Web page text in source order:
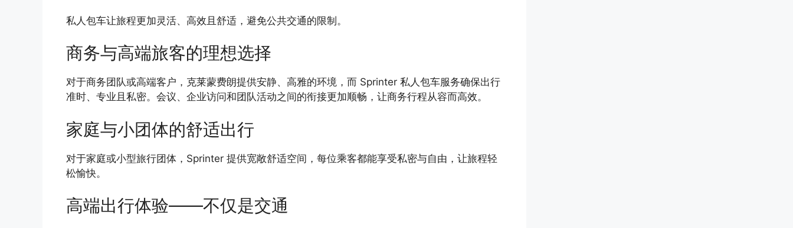
私人包车让旅程更加灵活、高效且舒适，避免公共交通的限制。
商务与高端旅客的理想选择
对于商务团队或高端客户，克莱蒙费朗提供安静、高雅的环境，而 Sprinter 私人包车服务确保出行
准时、专业且私密。会议、企业访问和团队活动之间的衔接更加顺畅，让商务行程从容而高效。
家庭与小团体的舒适出行
对于家庭或小型旅行团体，Sprinter 提供宽敞舒适空间，每位乘客都能享受私密与自由，让旅程轻
松愉快。
高端出行体验——不仅是交通